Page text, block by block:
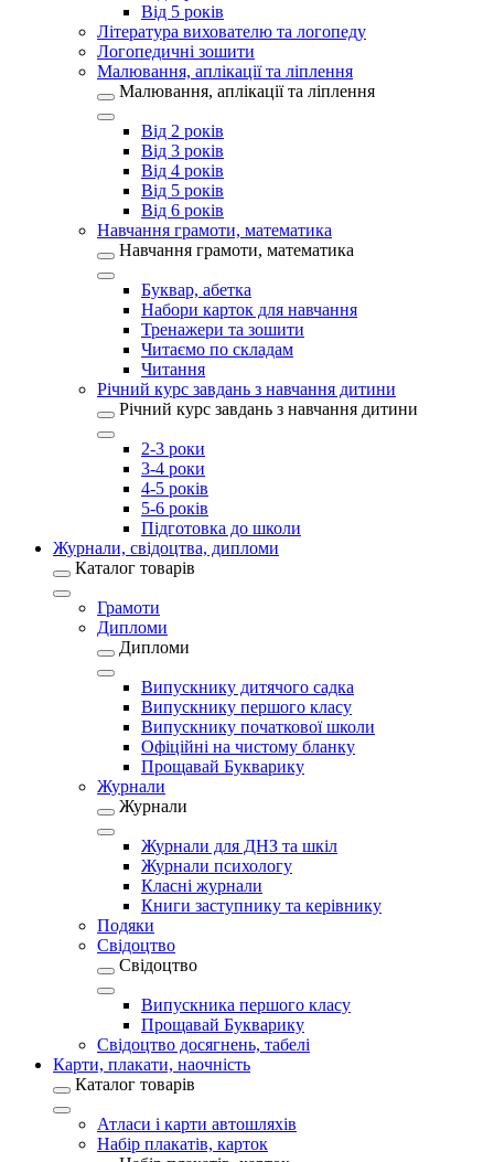
Від 5 років
Література вихователю та логопеду
Логопедичні зошити
Малювання, аплікації та ліплення
Малювання, аплікації та ліплення
Від 2 років
Від 3 років
Від 4 років
Від 5 років
Від 6 років
Навчання грамоти, математика
Навчання грамоти, математика
Буквар, абетка
Набори карток для навчання
Тренажери та зошити
Читаємо по складам
Читання
Річний курс завдань з навчання дитини
Річний курс завдань з навчання дитини
2-3 роки
3-4 роки
4-5 років
5-6 років
Підготовка до школи
Журнали, свідоцтва, дипломи
Каталог товарів
Грамоти
Дипломи
Дипломи
Випускнику дитячого садка
Випускнику першого класу
Випускнику початкової школи
Офіційні на чистому бланку
Прощавай Букварику
Журнали
Журнали
Журнали для ДНЗ та шкіл
Журнали психологу
Класні журнали
Книги заступнику та керівнику
Подяки
Свідоцтво
Свідоцтво
Випускника першого класу
Прощавай Букварику
Свідоцтво досягнень, табелі
Карти, плакати, наочність
Каталог товарів
Атласи і карти автошляхів
Набір плакатів, карток